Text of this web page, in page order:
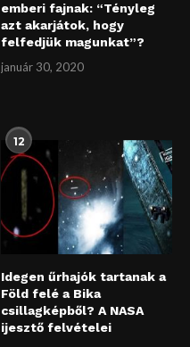
emberi fajnak: “Tényleg
azt akarjátok, hogy
felfedjük magunkat”?
január 30, 2020
12
Idegen űrhajók tartanak a
Föld felé a Bika
csillagképből? A NASA
ijesztő felvételei